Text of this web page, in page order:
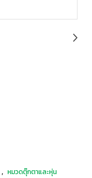
, หมวดตุ๊กตาและหุ่น